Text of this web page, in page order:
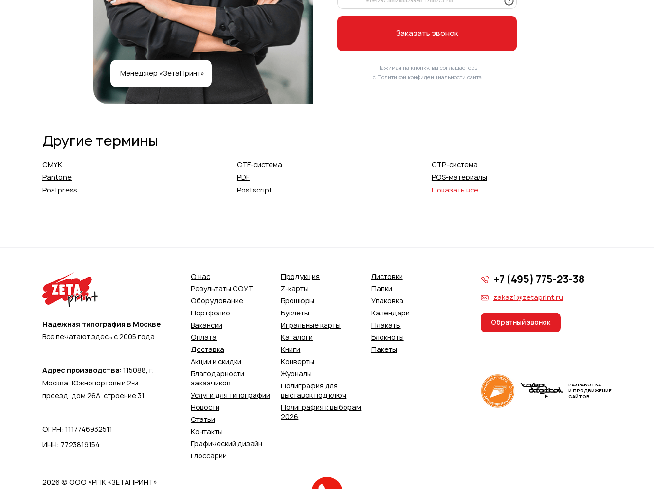
Менеджер «ЗетаПринт»
Заказать звонок
Нажимая на кнопку, вы соглашаетесь
с Политикой конфиденциальности сайта
Другие термины
CMYK CTF-система
CTP-система
Pantone
PDF
POS-материалы
Postpress
Postscript Показать все
Надежная типография в Москве
Все печатают здесь с 2005 года
Адрес производства: 115088, г.
Москва, Южнопортовый 2-й
проезд, дом 26А, строение 31.
ОГРН: 1117746932511
ИНН: 7723819154
2026 © ООО «РПК «ЗЕТАПРИНТ»
О нас
Результаты СОУТ
Оборудование
Портфолио
Вакансии
Оплата
Доставка
Акции и скидки
Благодарности
заказчиков
Услуги для типографий
Новости
Статьи
Контакты
Графический дизайн
Глоссарий
Продукция
Z-карты
Брошюры
Буклеты
Игральные карты
Каталоги
Книги
Конверты
Журналы
Полиграфия для
выставок под ключ
Полиграфия к выборам
2026
Листовки
Папки
Упаковка
Календари
Плакаты
Блокноты
Пакеты
+7 (495) 775-23-38
zakaz1@zetaprint.ru
Обратный звонок
РАЗРАБОТКА
И ПРОДВИЖЕНИЕ
САЙТОВ